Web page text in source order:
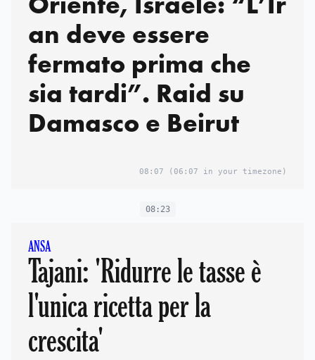
an deve essere
fermato prima che
sia tardi”. Raid su
Damasco e Beirut
08:07 (06:07 in your timezone)
08:23
ANSA
Tajani: 'Ridurre le tasse è
l'unica ricetta per la
crescita'